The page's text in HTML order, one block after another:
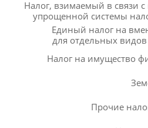
Налог, взимаемый в связи
упрощенной системы
Единый налог на
для отдельных видов
Налог на имущество
Прочие